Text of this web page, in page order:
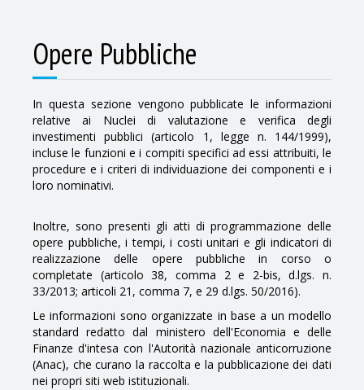
Opere Pubbliche
In questa sezione vengono pubblicate le informazioni
relative ai Nuclei di valutazione e verifica degli
investimenti pubblici (articolo 1, legge n. 144/1999),
incluse le funzioni e i compiti specifici ad essi attribuiti, le
procedure e i criteri di individuazione dei componenti e i
loro nominativi.
Inoltre, sono presenti gli atti di programmazione delle
opere pubbliche, i tempi, i costi unitari e gli indicatori di
realizzazione delle opere pubbliche in corso o
completate (articolo 38, comma 2 e 2-bis, d.lgs. n.
33/2013; articoli 21, comma 7, e 29 d.lgs. 50/2016).
Le informazioni sono organizzate in base a un modello
standard redatto dal ministero dell'Economia e delle
Finanze d'intesa con l'Autorità nazionale anticorruzione
(Anac), che curano la raccolta e la pubblicazione dei dati
nei propri siti web istituzionali.